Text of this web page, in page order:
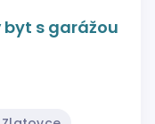
byt s garážou